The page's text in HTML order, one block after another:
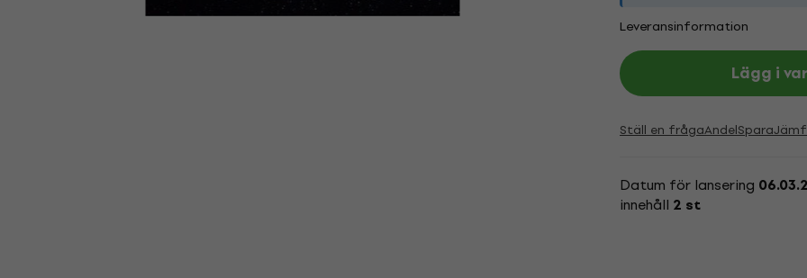
Leveransinformation
Lägg i
Ställ en frågaAndelSpara
Datum för lansering
innehåll 2 st